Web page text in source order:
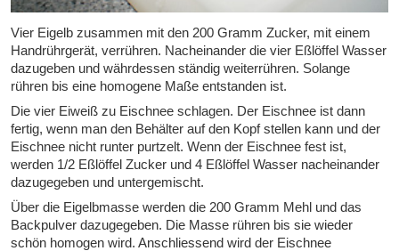
Vier Eigelb zusammen mit den 200 Gramm Zucker, mit einem
Handrührgerät, verrühren. Nacheinander die vier Eßlöffel Wasser
dazugeben und währdessen ständig weiterrühren. Solange
rühren bis eine homogene Maße entstanden ist.
Die vier Eiweiß zu Eischnee schlagen. Der Eischnee ist dann
fertig, wenn man den Behälter auf den Kopf stellen kann und der
Eischnee nicht runter purtzelt. Wenn der Eischnee fest ist,
werden 1/2 Eßlöffel Zucker und 4 Eßlöffel Wasser nacheinander
dazugegeben und untergemischt.
Über die Eigelbmasse werden die 200 Gramm Mehl und das
Backpulver dazugegeben. Die Masse rühren bis sie wieder
schön homogen wird. Anschliessend wird der Eischnee